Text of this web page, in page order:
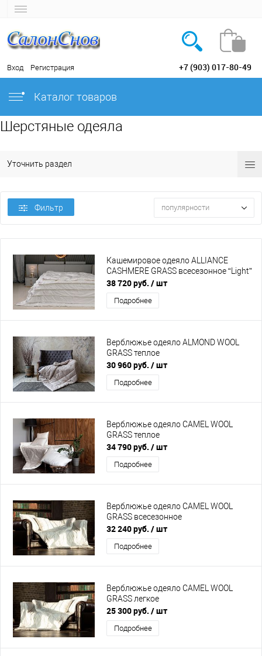
Вход Регистрация +7 (903) 017-80-49
Каталог товаров
Шерстяные одеяла
Уточнить раздел
Фильтр популярности
Кашемировое одеяло ALLIANCE
CASHMERE GRASS всесезонное “Light”
38 720 руб. / шт
Подробнее
Верблюжье одеяло ALMOND WOOL
GRASS теплое
30 960 руб. / шт
Подробнее
Верблюжье одеяло CAMEL WOOL
GRASS теплое
34 790 руб. / шт
Подробнее
Верблюжье одеяло CAMEL WOOL
GRASS всесезонное
32 240 руб. / шт
Подробнее
Верблюжье одеяло CAMEL WOOL
GRASS легкое
25 300 руб. / шт
Подробнее